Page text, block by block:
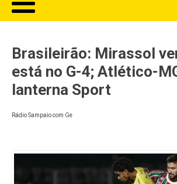
Brasileirão: Mirassol
está no G-4; Atlético-
lanterna Sport
Rádio Sampaio com Ge